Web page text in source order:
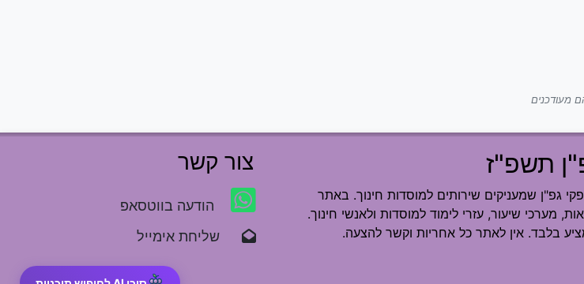
מעודכנים
תשפ"ז
שמעניקים שירותים למוסדות חינוך. באתר
מערכי שיעור, עזרי לימוד למוסדות ולאנשי חינוך.
בלבד. אין לאתר כל אחריות וקשר להצעה.
צור קשר
הודעה בווטסאפ
שליחת אימייל